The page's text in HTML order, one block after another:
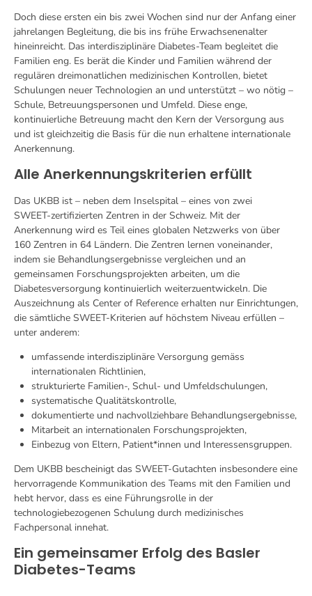
Doch diese ersten ein bis zwei Wochen sind nur der Anfang einer
jahrelangen Begleitung, die bis ins frühe Erwachsenenalter
hineinreicht. Das interdisziplinäre Diabetes-Team begleitet die
Familien eng. Es berät die Kinder und Familien während der
regulären dreimonatlichen medizinischen Kontrollen, bietet
Schulungen neuer Technologien an und unterstützt – wo nötig –
Schule, Betreuungspersonen und Umfeld. Diese enge,
kontinuierliche Betreuung macht den Kern der Versorgung aus
und ist gleichzeitig die Basis für die nun erhaltene internationale
Anerkennung.
Alle Anerkennungskriterien erfüllt
Das UKBB ist – neben dem Inselspital – eines von zwei
SWEET‑zertifizierten Zentren in der Schweiz. Mit der
Anerkennung wird es Teil eines globalen Netzwerks von über
160 Zentren in 64 Ländern. Die Zentren lernen voneinander,
indem sie Behandlungsergebnisse vergleichen und an
gemeinsamen Forschungsprojekten arbeiten, um die
Diabetesversorgung kontinuierlich weiterzuentwickeln. Die
Auszeichnung als Center of Reference erhalten nur Einrichtungen,
die sämtliche SWEET‑Kriterien auf höchstem Niveau erfüllen –
unter anderem:
umfassende interdisziplinäre Versorgung gemäss
internationalen Richtlinien,
strukturierte Familien-, Schul- und Umfeldschulungen,
systematische Qualitätskontrolle,
dokumentierte und nachvollziehbare Behandlungsergebnisse,
Mitarbeit an internationalen Forschungsprojekten,
Einbezug von Eltern, Patient*innen und Interessensgruppen.
Dem UKBB bescheinigt das SWEET-Gutachten insbesondere eine
hervorragende Kommunikation des Teams mit den Familien und
hebt hervor, dass es eine Führungsrolle in der
technologiebezogenen Schulung durch medizinisches
Fachpersonal innehat.
Ein gemeinsamer Erfolg des Basler
Diabetes-Teams